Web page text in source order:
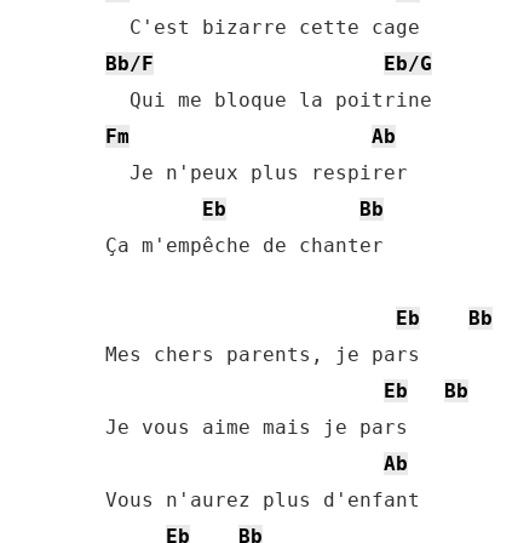
Bb/F
Eb/G
Fm
Ab
  Je n'peux plus respirer
Eb
Bb
Ça m'empêche de chanter
Eb
Bb
Mes chers parents, je pars
Eb
Bb
Je vous aime mais je pars
Ab
Vous n'aurez plus d'enfant
Eb
Bb